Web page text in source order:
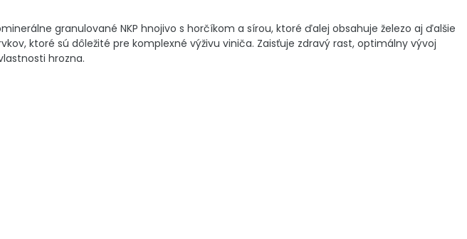
granulované NKP hnojivo s horčíkom a sírou, ktoré ďalej obsahuje železo aj ďalšie
ktoré sú dôležité pre komplexné výživu viniča. Zaisťuje zdravý rast, optimálny vývoj
hrozna.